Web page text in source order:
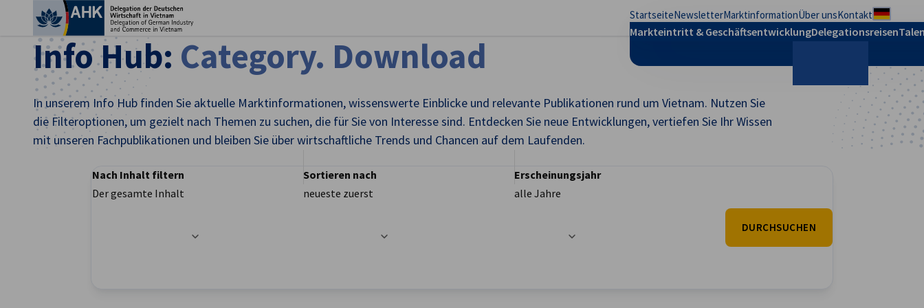
StartseiteNewsletterMarktinformationÜber unsKontakt
Markteintritt & GeschäftsentwicklungDelegationsreisen
Info Hub: Category. Download
In unserem Info Hub finden Sie aktuelle Marktinformationen, wissenswerte Einblicke und relevante Publikationen rund um Vietnam. Nutzen Sie
die Filteroptionen, um gezielt nach Themen zu suchen, die für Sie von Interesse sind. Entdecken Sie neue Entwicklungen, vertiefen Sie Ihr Wissen
mit unseren Fachpublikationen und bleiben Sie über wirtschaftliche Trends und Chancen auf dem Laufenden.
Filteroptionen wurden erfolgreich aktualisiert
Nach Inhalt filtern
Der gesamte Inhalt
Sortieren nach
neueste zuerst
Erscheinungsjahr
alle Jahre
DURCHSUCHEN